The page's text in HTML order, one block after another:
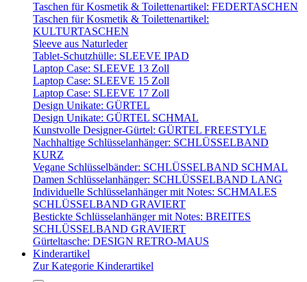
Taschen für Kosmetik & Toilettenartikel: FEDERTASCHEN
Taschen für Kosmetik & Toilettenartikel:
KULTURTASCHEN
Sleeve aus Naturleder
Tablet-Schutzhülle: SLEEVE IPAD
Laptop Case: SLEEVE 13 Zoll
Laptop Case: SLEEVE 15 Zoll
Laptop Case: SLEEVE 17 Zoll
Design Unikate: GÜRTEL
Design Unikate: GÜRTEL SCHMAL
Kunstvolle Designer-Gürtel: GÜRTEL FREESTYLE
Nachhaltige Schlüsselanhänger: SCHLÜSSELBAND
KURZ
Vegane Schlüsselbänder: SCHLÜSSELBAND SCHMAL
Damen Schlüsselanhänger: SCHLÜSSELBAND LANG
Individuelle Schlüsselanhänger mit Notes: SCHMALES
SCHLÜSSELBAND GRAVIERT
Bestickte Schlüsselanhänger mit Notes: BREITES
SCHLÜSSELBAND GRAVIERT
Gürteltasche: DESIGN RETRO-MAUS
Kinderartikel
Zur Kategorie Kinderartikel